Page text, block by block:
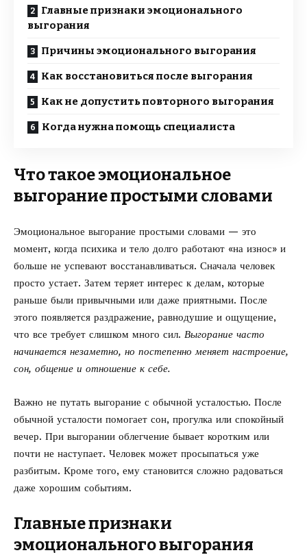
Главные признаки эмоционального
выгорания
Причины эмоционального выгорания
Как восстановиться после выгорания
Как не допустить повторного выгорания
Когда нужна помощь специалиста
Что такое эмоциональное
выгорание простыми словами
Эмоциональное выгорание простыми словами — это
момент, когда психика и тело долго работают «на износ» и
больше не успевают восстанавливаться. Сначала человек
просто устает. Затем теряет интерес к делам, которые
раньше были привычными или даже приятными. После
этого появляется раздражение, равнодушие и ощущение,
что все требует слишком много сил. Выгорание часто
начинается незаметно, но постепенно меняет настроение,
сон, общение и отношение к себе.
Важно не путать выгорание с обычной усталостью. После
обычной усталости помогает сон, прогулка или спокойный
вечер. При выгорании облегчение бывает коротким или
почти не наступает. Человек может просыпаться уже
разбитым. Кроме того, ему становится сложно радоваться
даже хорошим событиям.
Главные признаки
эмоционального выгорания